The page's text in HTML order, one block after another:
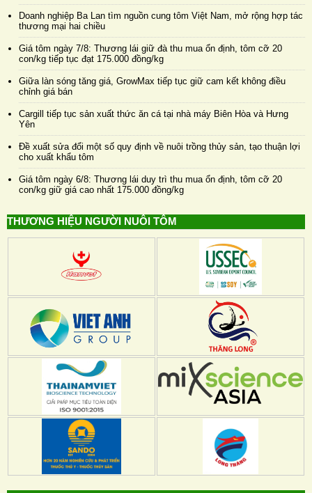
Doanh nghiệp Ba Lan tìm nguồn cung tôm Việt Nam, mở rộng hợp tác
thương mại hai chiều
Giá tôm ngày 7/8: Thương lái giữ đà thu mua ổn định, tôm cỡ 20
con/kg tiếp tục đạt 175.000 đồng/kg
Giữa làn sóng tăng giá, GrowMax tiếp tục giữ cam kết không điều
chỉnh giá bán
Cargill tiếp tục sản xuất thức ăn cá tại nhà máy Biên Hòa và Hưng
Yên
Đề xuất sửa đổi một số quy định về nuôi trồng thủy sản, tạo thuận lợi
cho xuất khẩu tôm
Giá tôm ngày 6/8: Thương lái duy trì thu mua ổn định, tôm cỡ 20
con/kg giữ giá cao nhất 175.000 đồng/kg
THƯƠNG HIỆU NGƯỜI NUÔI TÔM